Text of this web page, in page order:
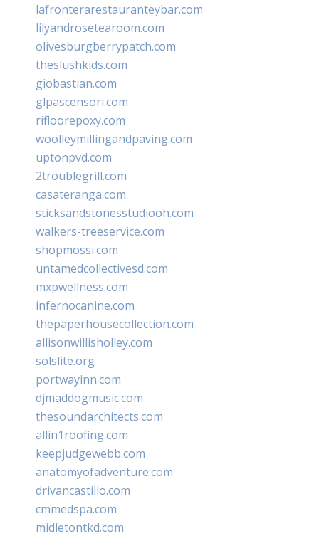
lafronterarestauranteybar.com
lilyandrosetearoom.com
olivesburgberrypatch.com
theslushkids.com
giobastian.com
glpascensori.com
rifloorepoxy.com
woolleymillingandpaving.com
uptonpvd.com
2troublegrill.com
casateranga.com
sticksandstonesstudiooh.com
walkers-treeservice.com
shopmossi.com
untamedcollectivesd.com
mxpwellness.com
infernocanine.com
thepaperhousecollection.com
allisonwillisholley.com
solslite.org
portwayinn.com
djmaddogmusic.com
thesoundarchitects.com
allin1roofing.com
keepjudgewebb.com
anatomyofadventure.com
drivancastillo.com
cmmedspa.com
midletontkd.com